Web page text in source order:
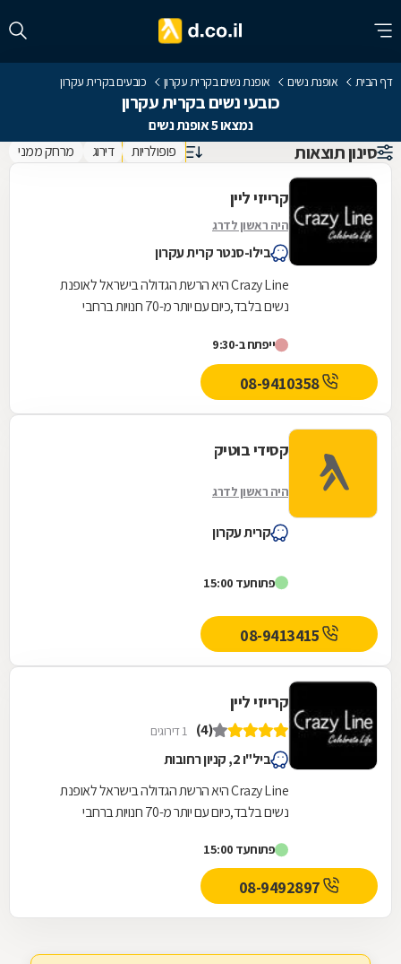
דף הבית אופנת נשים אופנת נשים בקרית עקרון כובעים בקרית עקרון
כובעי נשים בקרית עקרון
נמצאו 5 אופנת נשים
סינון תוצאות פופולריות דירוג מרחק ממני
קרייזי ליין
היה ראשון לדרג
בילו-סנטר קרית עקרון
Crazy Line היא הרשת הגדולה בישראל לאופנת
נשים בלבד,כיום עם יותר מ-70 חנויות ברחבי
הנאמן שלה בגדים...
ייפתח ב-9:30
08-9410358
קסידי בוטיק
היה ראשון לדרג
קרית עקרון
פתוחעד 15:00
קרייזי ליין
(4) 1 דירוגים
ביל"ו 2, קניון רחובות
Crazy Line היא הרשת הגדולה בישראל לאופנת
נשים בלבד,כיום עם יותר מ-70 חנויות ברחבי
הנאמן שלה בגדים...
פתוחעד 15:00
08-9492897